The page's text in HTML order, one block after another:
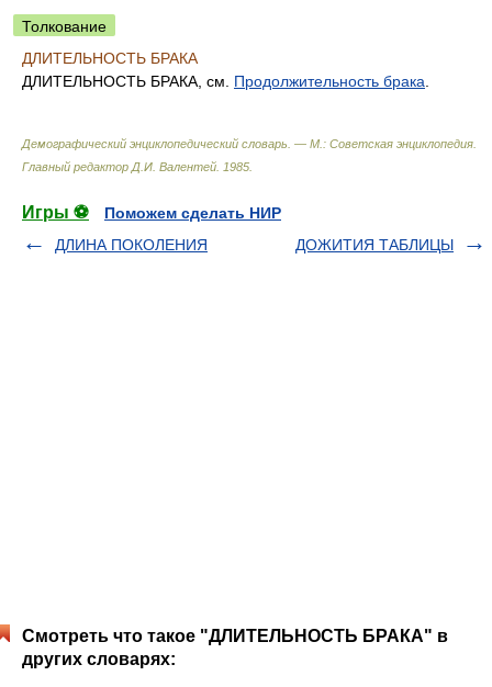
Толкование
ДЛИТЕЛЬНОСТЬ БРАКА
ДЛИТЕЛЬНОСТЬ БРАКА, см. Продолжительность брака
Демографический энциклопедический словарь. — М.: Советская энциклопедия
Главный редактор Д.И. Валентей 1985
Игры ⚽
Поможем сделать НИР
ДЛИНА ПОКОЛЕНИЯ
ДОЖИТИЯ ТАБЛИЦЫ
Смотреть что такое "ДЛИТЕЛЬНОСТЬ БРАКА" в
других словарях: